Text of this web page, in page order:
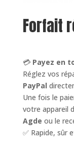
Forfait
💳 Payez en
Réglez vos
PayPal
Une fois le
votre appareil
Agde ou le
✅ Rapide, sûr